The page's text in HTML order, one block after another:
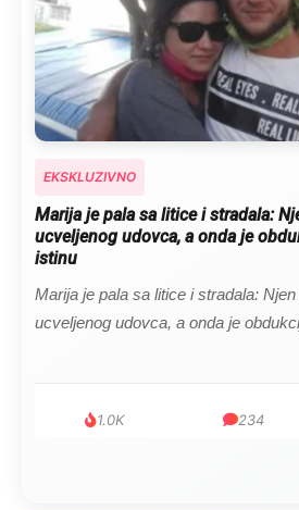
EKSKLUZIVNO
Kad se Marin suprug razbolio ona
mu mijenjala: Jedno jutro je
mijenjala: Jedno jutro je poslao po